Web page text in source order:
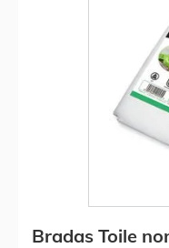
Bradas Toile